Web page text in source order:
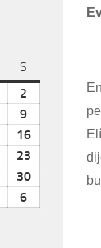
sábado
S
agosto
2
2026
agosto
9
9,
2026
agosto
16agosto
2026
agosto
2026
23
23,
30agosto
septiembre
6